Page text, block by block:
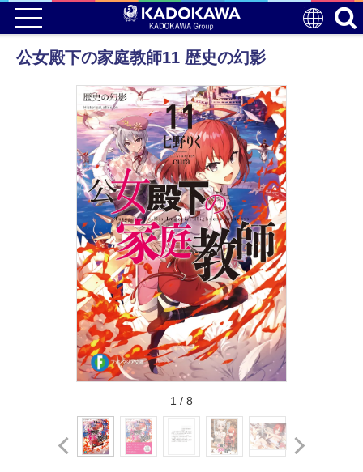
公女殿下の家庭教師11 歴史の幻影
1 / 8